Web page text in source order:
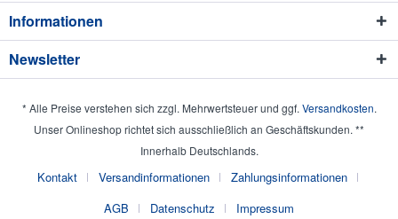
Informationen
Newsletter
* Alle Preise verstehen sich zzgl. Mehrwertsteuer und ggf. Versandkosten.
Unser Onlineshop richtet sich ausschließlich an Geschäftskunden. **
Innerhalb Deutschlands.
Kontakt Versandinformationen
Zahlungsinformationen
AGB
Datenschutz Impressum